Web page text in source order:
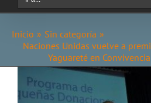
Inicio
Sin categoría
Naciones Unidas vuelve a
Yaguareté en
imagen
más